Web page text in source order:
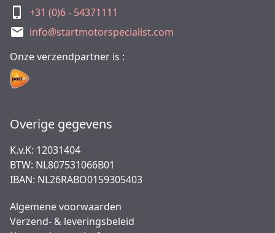
+31 (0)6 - 54371111
info@startmotorspecialist.com
Onze verzendpartner is :
Overige gegevens
K.v.K: 12031404
BTW: NL807531066B01
IBAN: NL26RABO0159305403
Algemene voorwaarden
Verzend- & leveringsbeleid